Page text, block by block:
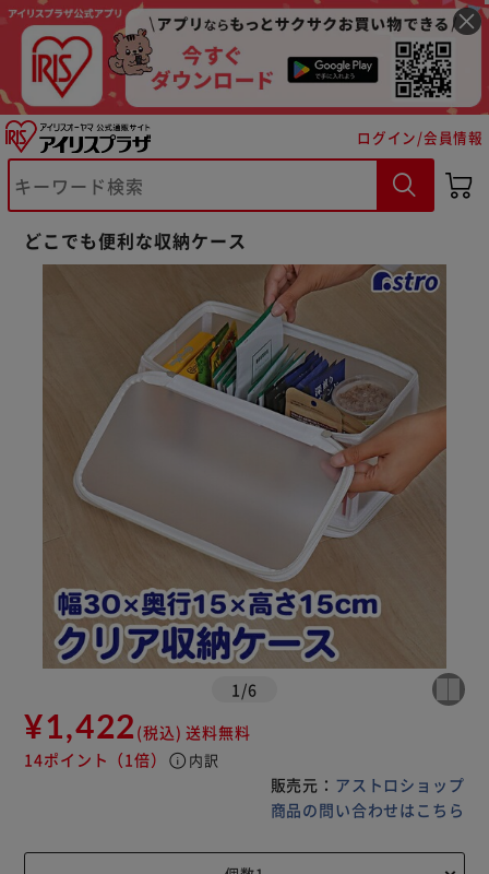
ログイン/会員情報
どこでも便利な収納ケース
1 /6
¥1,422 (税込) 送料無料
14ポイント （1倍） info 内訳
販売元： アストロショップ
商品の問い合わせはこちら
※ご確認ください